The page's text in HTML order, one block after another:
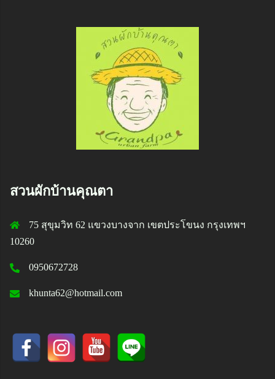
สวนผักบ้านคุณตา
75 สุขุมวิท 62 แขวงบางจาก เขตประโขนง กรุงเทพฯ
10260
0950672728
khunta62@hotmail.com